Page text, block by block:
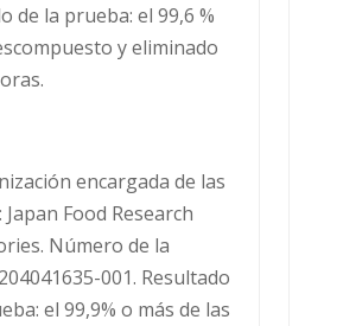
de la prueba: el 99,6 %
y eliminado
encargada de las
Food Research
Número de la
001. Resultado
el 99,9% o más de las